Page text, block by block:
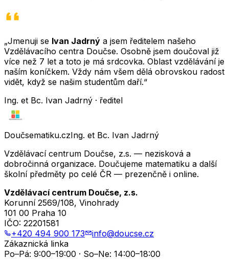
„Jmenuji se Ivan Jadrný a jsem ředitelem našeho
Vzdělávacího centra Doučse. Osobně jsem doučoval již
více než 7 let a toto je má srdcovka. Oblast vzdělávání je
naším koníčkem. Vždy nám všem dělá obrovskou radost
vidět, když se našim studentům daří.“
Ing. et Bc. Ivan Jadrný · ředitel
Doučsematiku.czIng. et Bc. Ivan Jadrný
Vzdělávací centrum Doučse, z.s. — nezisková a
dobročinná organizace. Doučujeme matematiku a další
školní předměty po celé ČR — prezenčně i online.
Vzdělávací centrum Doučse, z.s.
Korunní 2569/108, Vinohrady
101 00 Praha 10
IČO: 22201581
+420 494 900 173
info@doucse.cz
Zákaznická linka
Po–Pá: 9:00–19:00 · So–Ne: 14:00–18:00